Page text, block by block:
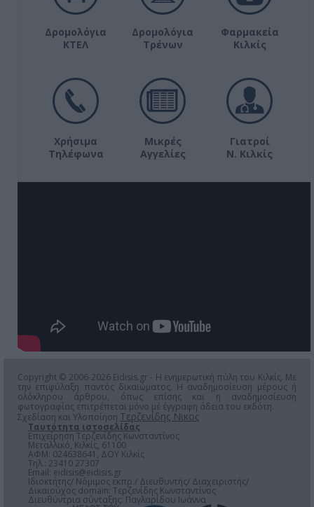
Δρομολόγια
ΚΤΕΛ
Δρομολόγια
Τρένων
Φαρμακεία
Κιλκίς
Χρήσιμα
Τηλέφωνα
Μικρές
Αγγελίες
Γιατροί
Ν. Κιλκίς
Copyright © 2006-2026 Eidisis.gr - Η ενημερωτική πύλη του Κιλκίς. Με
την επιφύλαξη παντός δικαιώματος. Η αναδημοσίευση μέρους ή
ολόκληρου άρθρου, όπως επίσης και η αναδημοσίευση
φωτογραφίας επιτρέπεται μόνο μέ έγγραφη άδεια του εκδότη.
Σχεδίαση και Υλοποίηση Τερζενίδης Νικος
Ταυτότητα ιστοσελίδας
Επιχείρηση Τερζενίδης Κωνσταντίνος
Μεταλλικό, Κιλκίς, 61100
ΑΦΜ: 024638641, ΔΟΥ Κιλκίς
Τηλ.: 23410 27307
Email: eidisis@eidisis.gr
Ιδιοκτήτης/ Νόμιμος εκπρ./ Διευθυντής/ Διαχειριστής/
Δικαιούχος domain: Τερζενίδης Κωνσταντίνος
Διευθύντρια σύνταξης: Παγλαρίδου Ιωάννα